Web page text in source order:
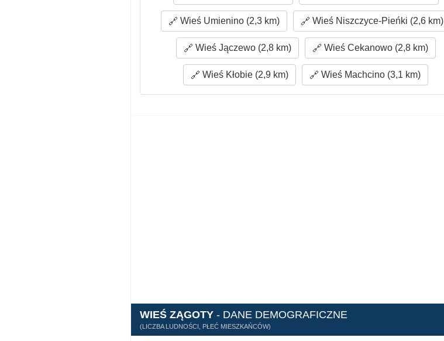
Wieś Umienino (2,3 km) Wieś Niszczyce-Pieńki (2,6 km)
Wieś Jączewo (2,8 km) Wieś Cekanowo (2,8 km)
Wieś Kłobie (2,9 km) Wieś Machcino (3,1 km)
WIEŚ ZĄGOTY - DANE DEMOGRAFICZNE
(LICZBA LUDNOŚCI, PŁEĆ MIESZKAŃCÓW)